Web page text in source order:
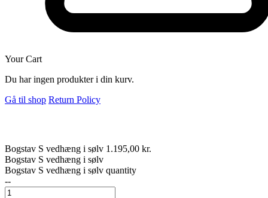
Your Cart
Du har ingen produkter i din kurv.
Gå til shop Return Policy
Bogstav S vedhæng i sølv 1.195,00 kr.
Bogstav S vedhæng i sølv
Bogstav S vedhæng i sølv quantity
--